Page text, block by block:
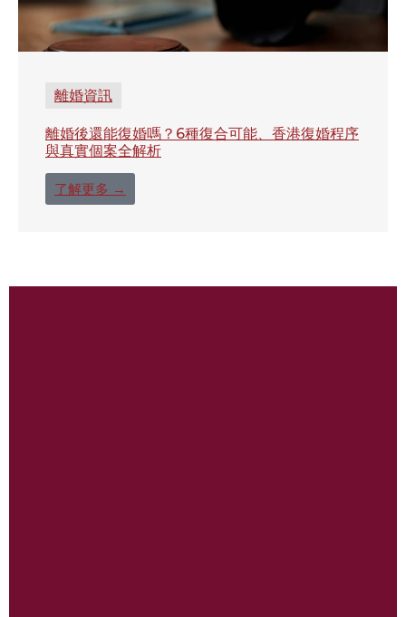
離婚資訊
離婚後還能復婚嗎？6種復合可能、香港復婚程序
與真實個案全解析
了解更多 →